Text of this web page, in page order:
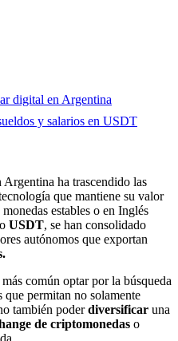
digital en Argentina
y salarios en USDT
Argentina ha trascendido las
que mantiene su valor
estables o en Inglés
USDT, se han consolidado
autónomos que exportan
común optar por la búsqueda
que permitan no solamente
también poderdiversificar una
de criptomonedas o